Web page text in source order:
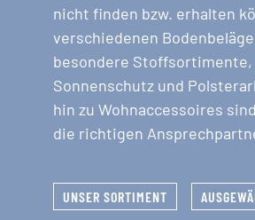
nicht finden bzw. erhalten
verschiedenen
besondere Stoffsortimente,
Sonnenschutz und
hin zu Wohnaccessoires
die richtigen
UNSER SORTIMENT